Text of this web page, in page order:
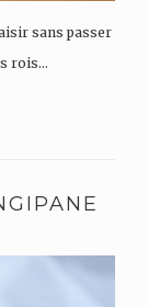
sans passer
rois…